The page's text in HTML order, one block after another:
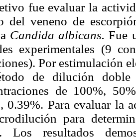
fue evaluar la
del veneno de
Candida albicans.Fue
experimentales (9
Por estimulación
de dilución doble
de 100%,
0.39%. Para evaluar la
para
Los resultados